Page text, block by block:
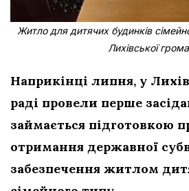
Житло для дитячих будинків
Лихівської
Наприкінці липня, у
раді провели перше
займається підготовкою
отримання державної
забезпечення житлом